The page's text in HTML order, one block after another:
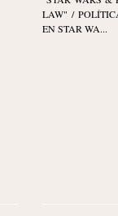
LAW" /
EN STAR WA...